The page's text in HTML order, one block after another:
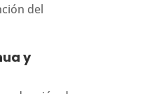
del
y